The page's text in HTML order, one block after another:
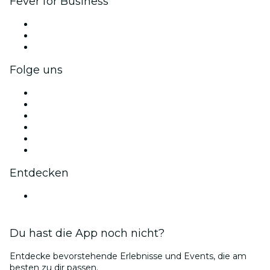
Folge uns
Entdecken
Du hast die App noch nicht?
Entdecke bevorstehende Erlebnisse und Events, die am
besten zu dir passen.